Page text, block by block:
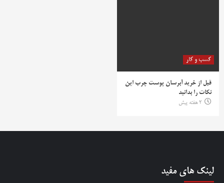
کسب و کار
قبل از خرید آبرسان پوست چرب این
نکات را بدانید
2 هفته پیش
لینک های مفید